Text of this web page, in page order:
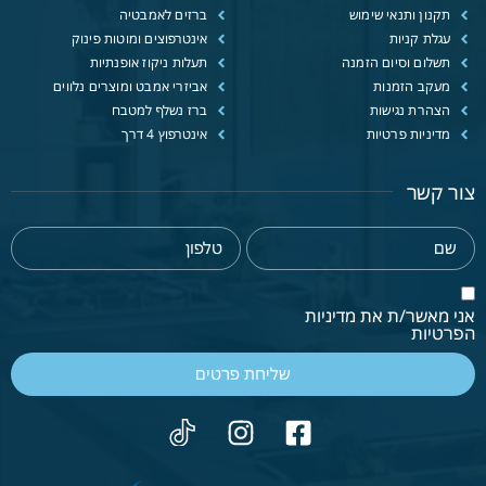
תקנון ותנאי שימוש
עגלת קניות
תשלום וסיום הזמנה
מעקב הזמנות
הצהרת נגישות
מדיניות פרטיות
ברזים לאמבטיה
אינטרפוצים ומוטות פינוק
תעלות ניקוז אופנתיות
אביזרי אמבט ומוצרים נלווים
ברז נשלף למטבח
אינטרפוץ 4 דרך
צור קשר
אני מאשר/ת את מדיניות
הפרטיות
שליחת פרטים